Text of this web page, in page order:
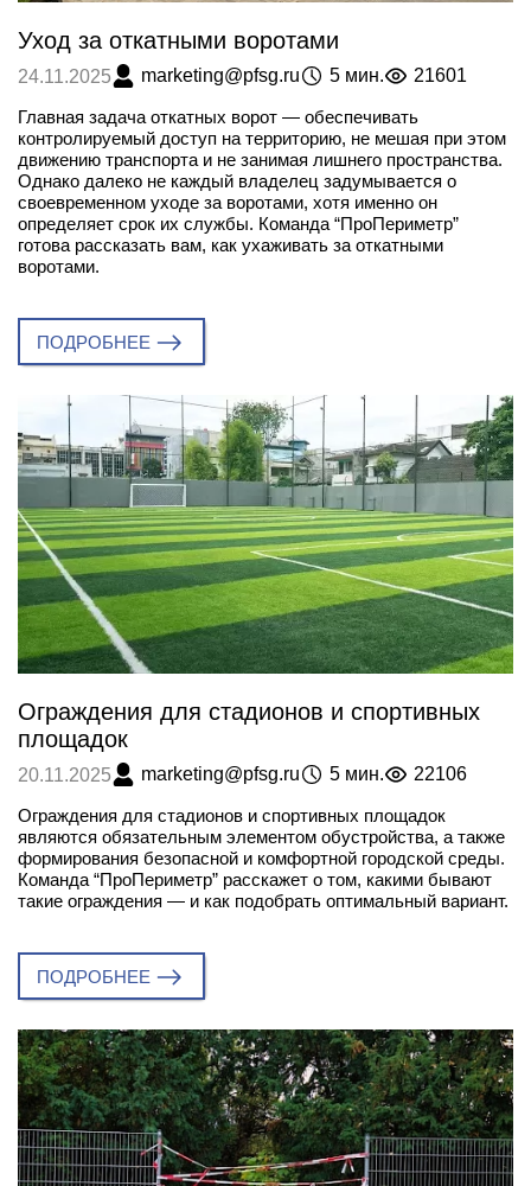
Уход за откатными воротами
24.11.2025 marketing@pfsg.ru 5 мин. 21601
Главная задача откатных ворот — обеспечивать
контролируемый доступ на территорию, не мешая при этом
движению транспорта и не занимая лишнего пространства.
Однако далеко не каждый владелец задумывается о
своевременном уходе за воротами, хотя именно он
определяет срок их службы. Команда “ПроПериметр”
готова рассказать вам, как ухаживать за откатными
воротами.
ПОДРОБНЕЕ
Ограждения для стадионов и спортивных
площадок
20.11.2025 marketing@pfsg.ru 5 мин. 22106
Ограждения для стадионов и спортивных площадок
являются обязательным элементом обустройства, а также
формирования безопасной и комфортной городской среды.
Команда “ПроПериметр” расскажет о том, какими бывают
такие ограждения — и как подобрать оптимальный вариант.
ПОДРОБНЕЕ